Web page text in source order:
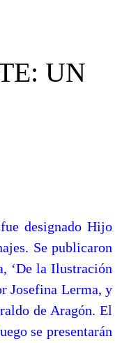
UN
designado Hijo
Se publicaron
‘De la Ilustración
Josefina Lerma, y
de Aragón. El
se presentarán